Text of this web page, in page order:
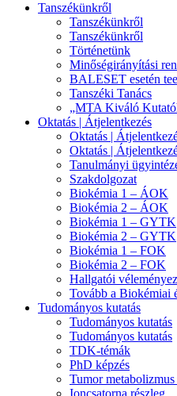
Tanszékünkről
Tanszékünkről
Tanszékünkről
Történetünk
Minőségirányítási
BALESET esetén
Tanszéki Tanács
„MTA Kiváló
Oktatás | Átjelentkezés
Oktatás |
Oktatás |
Tanulmányi
Szakdolgozat
Biokémia 1 – ÁOK
Biokémia 2 – ÁOK
Biokémia 1 – GYTK
Biokémia 2 – GYTK
Biokémia 1 – FOK
Biokémia 2 – FOK
Hallgatói
Tovább a Biokémiai
Tudományos kutatás
Tudományos kutatás
Tudományos kutatás
TDK-témák
PhD képzés
Tumor